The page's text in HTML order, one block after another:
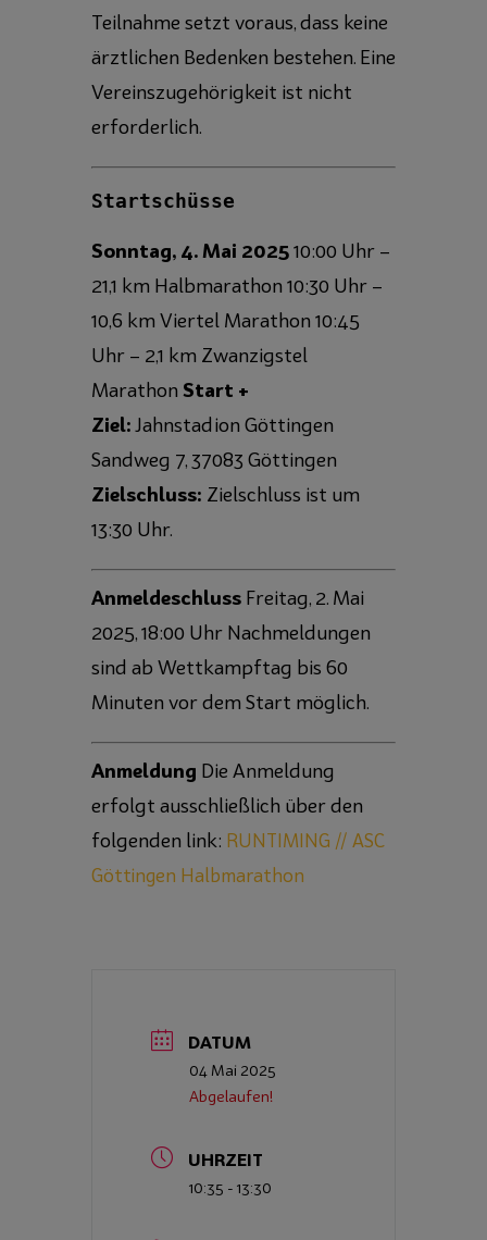
Teilnahme setzt voraus, dass keine
ärztlichen Bedenken bestehen. Eine
Vereinszugehörigkeit ist nicht
erforderlich.
Startschüsse
Sonntag, 4. Mai 202510:00 Uhr –
21,1 km Halbmarathon 10:30 Uhr –
10,6 km Viertel Marathon 10:45
Uhr – 2,1 km Zwanzigstel
Marathon Start +
Ziel:Jahnstadion Göttingen
Sandweg 7, 37083 Göttingen
Zielschluss: Zielschluss ist um
13:30 Uhr.
Anmeldeschluss Freitag, 2. Mai
2025, 18:00 Uhr Nachmeldungen
sind ab Wettkampftag bis 60
Minuten vor dem Start möglich.
Anmeldung Die Anmeldung
erfolgt ausschließlich über den
folgenden link: RUNTIMING // ASC
Göttingen Halbmarathon
DATUM
04 Mai 2025
Abgelaufen!
UHRZEIT
10:35 - 13:30